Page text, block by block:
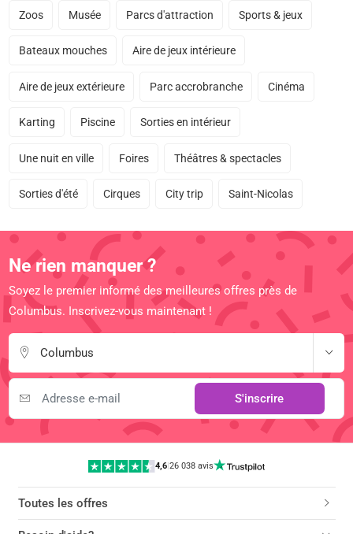
Zoos Musée Parcs d'attraction Sports & jeux
Bateaux mouches Aire de jeux intérieure
Aire de jeux extérieure Parc accrobranche Cinéma
Karting Piscine Sorties en intérieur
Une nuit en ville Foires Théâtres & spectacles
Sorties d'été Cirques City trip Saint-Nicolas
Ne rien manquer ?
Soyez le premier informé des meilleures offres près de
Columbus. Inscrivez-vous maintenant !
Columbus
S'inscrire
4,6|26 038 avis
Toutes les offres